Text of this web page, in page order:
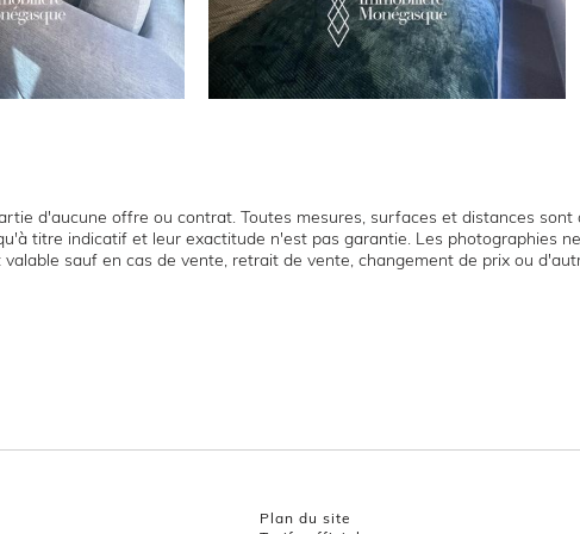
d'aucune offre ou contrat. Toutes mesures, surfaces et distances
titre indicatif et leur exactitude n'est pas garantie. Les photographies
sauf en cas de vente, retrait de vente, changement de prix ou
Plan du site